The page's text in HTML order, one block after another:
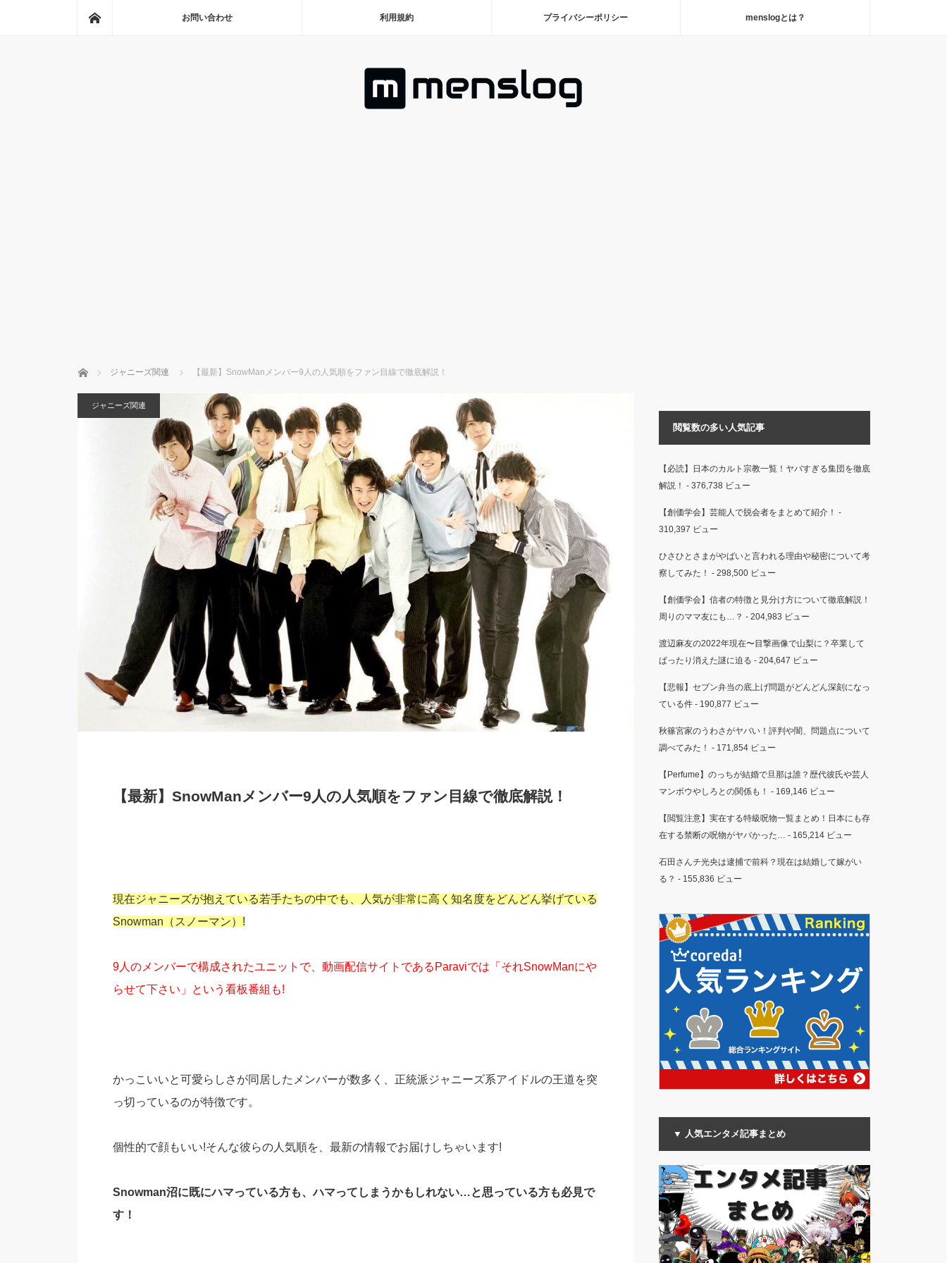
お問い合わせ 利用規約 プライバシーポリシー menslogとは？
ホーム ジャニーズ関連 【最新】SnowManメンバー9人の人気順をファン目線で徹底解説！
ジャニーズ関連
【最新】SnowManメンバー9人の人気順をファン目線で徹底解説！
現在ジャニーズが抱えている若手たちの中でも、人気が非常に高く知名度をどんどん挙げている
Snowman（スノーマン）!
9人のメンバーで構成されたユニットで、動画配信サイトであるParaviでは「それSnowManにや
らせて下さい」という看板番組も!
かっこいいと可愛らしさが同居したメンバーが数多く、正統派ジャニーズ系アイドルの王道を突
っ切っているのが特徴です。
個性的で顔もいい!そんな彼らの人気順を、最新の情報でお届けしちゃいます!
Snowman沼に既にハマっている方も、ハマってしまうかもしれない…と思っている方も必見で
す！
閲覧数の多い人気記事
【必読】日本のカルト宗教一覧！ヤバすぎる集団を徹底
解説！ - 376,738 ビュー
【創価学会】芸能人で脱会者をまとめて紹介！ -
310,397 ビュー
ひさひとさまがやばいと言われる理由や秘密について考
察してみた！ - 298,500 ビュー
【創価学会】信者の特徴と見分け方について徹底解説！
周りのママ友にも…？ - 204,983 ビュー
渡辺麻友の2022年現在〜目撃画像で山梨に？卒業して
ぱったり消えた謎に迫る - 204,647 ビュー
【悲報】セブン弁当の底上げ問題がどんどん深刻になっ
ている件- 190,877 ビュー
秋篠宮家のうわさがヤバい！評判や闇、問題点について
調べてみた！ - 171,854 ビュー
【Perfume】のっちが結婚で旦那は誰？歴代彼氏や芸人
マンボウやしろとの関係も！ - 169,146 ビュー
【閲覧注意】実在する特級呪物一覧まとめ！日本にも存
在する禁断の呪物がヤバかった… - 165,214 ビュー
石田さんチ光央は逮捕で前科？現在は結婚して嫁がい
る？ - 155,836 ビュー
▼ 人気エンタメ記事まとめ